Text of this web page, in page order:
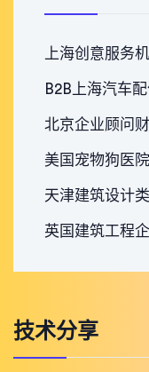
上海创意服务
B2B上海汽车
北京企业顾问
美国宠物狗医
天津建筑设计
英国建筑工程
技术分享